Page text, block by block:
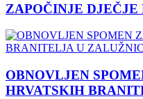
ZAPOČINJE
OBNOVLJEN
HRVATSKIH